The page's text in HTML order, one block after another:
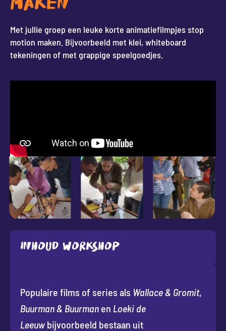
MAKEN
Met jullie groep een leuke korte animatiefilmpjes stop
motion maken. Bijvoorbeeld met klei, whiteboard
tekeningen of met grappige speelgoedjes.
Inhoud workshop
Populaire films of series als Wallace & Gromit,
Buurman & Buurman en Loeki de
Leeuw bijvoorbeeld bestaan uit